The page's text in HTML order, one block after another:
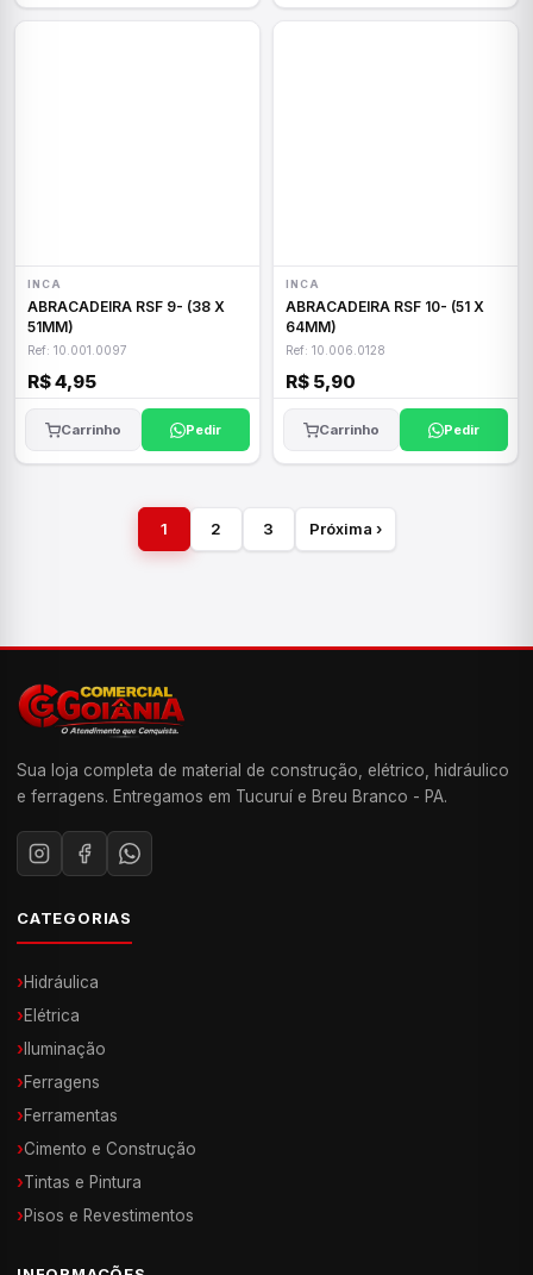
INCA
ABRACADEIRA RSF 9- (38 X
51MM)
Ref: 10.001.0097
R$ 4,95
Carrinho Pedir
INCA
ABRACADEIRA RSF 10- (51 X
64MM)
Ref: 10.006.0128
R$ 5,90
Carrinho Pedir
1 2 3 Próxima ›
Sua loja completa de material de construção, elétrico, hidráulico
e ferragens. Entregamos em Tucuruí e Breu Branco - PA.
CATEGORIAS
›Hidráulica
›Elétrica
› Iluminação
›Ferragens
›Ferramentas
›Cimento e Construção
›Tintas e Pintura
›Pisos e Revestimentos